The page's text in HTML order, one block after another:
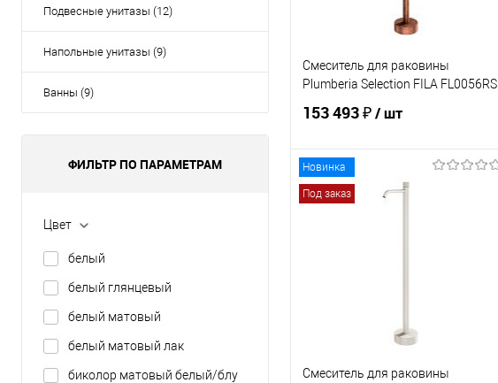
Подвесные унитазы (12)
Напольные унитазы (9)
Ванны (9)
ФИЛЬТР ПО ПАРАМЕТРАМ
Цвет
белый
белый глянцевый
белый матовый
белый матовый лак
биколор матовый белый/блу
Смеситель для раковины
Plumberia Selection FILA FL0056RS
153 493 ₽/ шт
В корзину
Новинка
Под заказ
Смеситель для раковины